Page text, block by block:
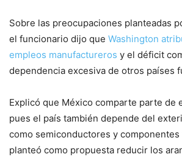
Sobre las preocupaciones planteadas
el funcionario dijo que Washington
empleos manufactureros y el déficit
dependencia excesiva de otros países
Explicó que México comparte parte de
pues el país también depende del
como semiconductores y
planteó como propuesta reducir los